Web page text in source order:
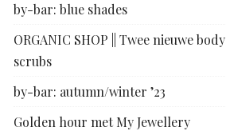
by-bar: blue shades
ORGANIC SHOP || Twee nieuwe body
scrubs
by-bar: autumn/winter ’23
Golden hour met My Jewellery